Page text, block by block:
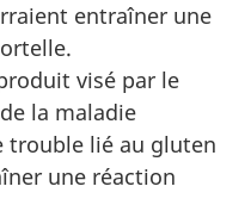
entraîner une
visé par le
la maladie
trouble lié au gluten
une réaction